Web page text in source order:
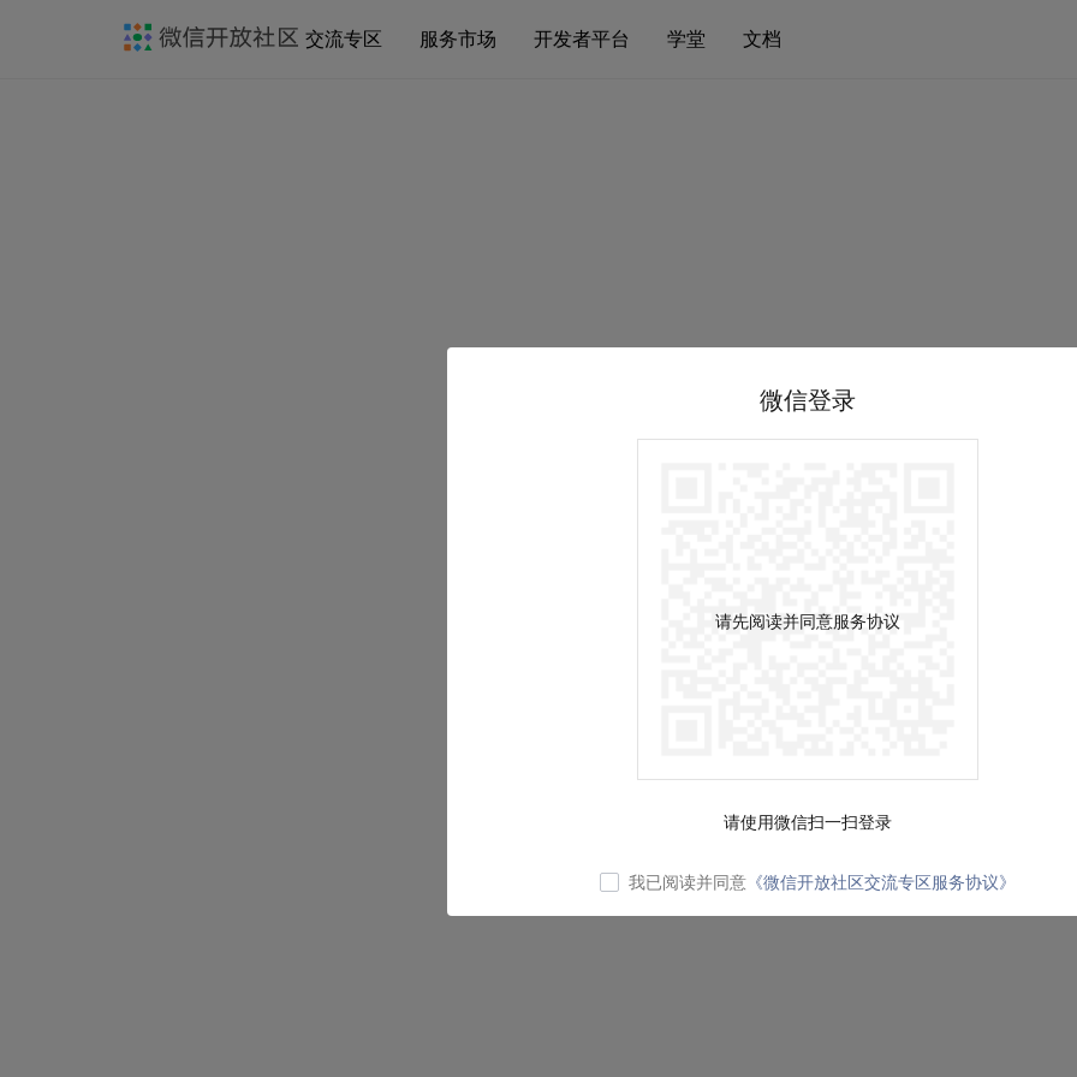
交流专区 服务市场 开发者平台 学堂 文档
微信登录
请先阅读并同意服务协议
请使用微信扫一扫登录
我已阅读并同意 《微信开放社区交流专区服务协议》